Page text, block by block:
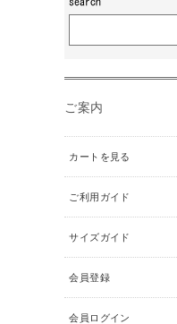
ご案内
カートを見る
ご利用ガイド
サイズガイド
会員登録
会員ログイン